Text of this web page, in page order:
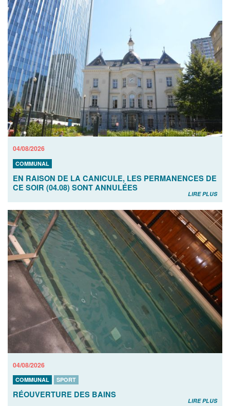
04/08/2026
COMMUNAL
EN RAISON DE LA CANICULE, LES PERMANENCES DE
CE SOIR (04.08) SONT ANNULÉES
LIRE PLUS
04/08/2026
COMMUNAL SPORT
RÉOUVERTURE DES BAINS
LIRE PLUS